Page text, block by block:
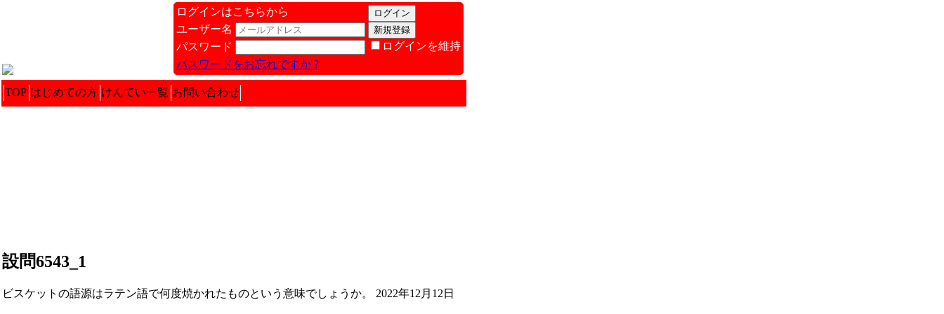
ログインはこちらから
ログインを維持
ユーザー名
パスワード
パスワードをお忘れですか ?
TOP はじめての方 けんてい一覧 お問い合わせ
設問6543_1
ビスケットの語源はラテン語で何度焼かれたものという意味でしょうか。 2022年12月12日